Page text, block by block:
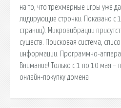
на то, что трехмерные игры уже
лидирующие строчки. Показано с
страниц). Микровибрации
существ. Поисковая сиcтема,
информации. Программно-
Внимание! Только с 1 по 10 мая –
онлайн-покупку домена